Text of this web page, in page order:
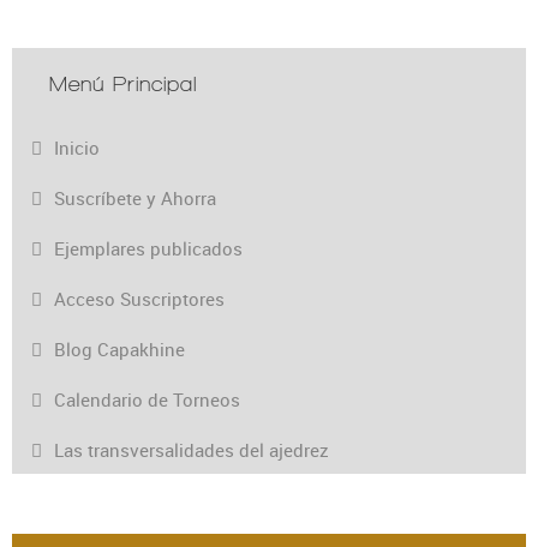
Menú Principal
Inicio
Suscríbete y Ahorra
Ejemplares publicados
Acceso Suscriptores
Blog Capakhine
Calendario de Torneos
Las transversalidades del ajedrez